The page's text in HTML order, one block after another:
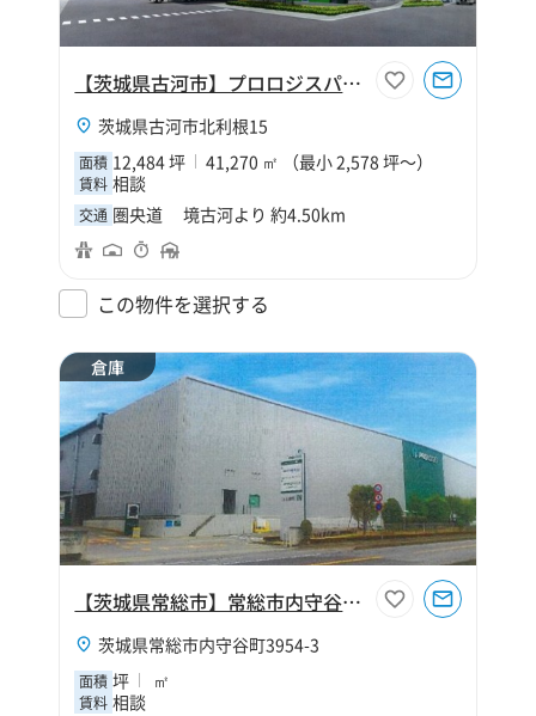
【茨城県古河市】プロロジスパーク古河4
茨城県古河市北利根15
面積 12,484 坪 41,270 ㎡ （最小 2,578 坪～）
賃料 相談
交通 圏央道 境古河より 約4.50km
この物件を選択する
倉庫
【茨城県常総市】常総市内守谷町倉庫
茨城県常総市内守谷町3954-3
面積 坪 ㎡
賃料 相談